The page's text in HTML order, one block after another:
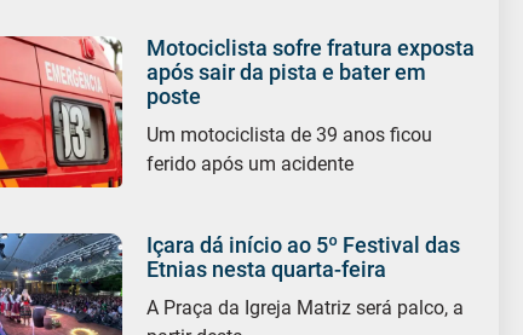
Motociclista sofre fratura exposta
após sair da pista e bater em
poste
Um motociclista de 39 anos ficou
ferido após um acidente
Içara dá início ao 5º Festival das
Etnias nesta quarta-feira
A Praça da Igreja Matriz será palco, a